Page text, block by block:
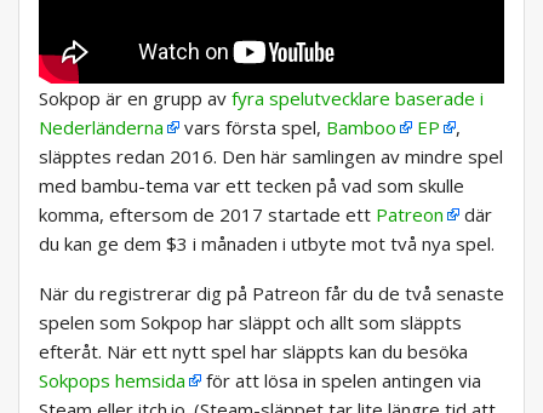
Sokpop är en grupp av fyra spelutvecklare baserade i
Nederländerna
vars första spel, Bamboo EP
,
släpptes redan 2016. Den här samlingen av mindre spel
med bambu-tema var ett tecken på vad som skulle
komma, eftersom de 2017 startade ett Patreon
där
du kan ge dem $3 i månaden i utbyte mot två nya spel.
När du registrerar dig på Patreon får du de två senaste
spelen som Sokpop har släppt och allt som släppts
efteråt. När ett nytt spel har släppts kan du besöka
Sokpops hemsida
för att lösa in spelen antingen via